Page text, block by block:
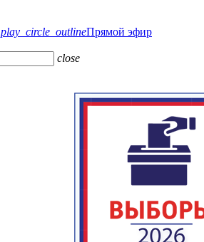
play_circle_outlineПрямой эфир
close